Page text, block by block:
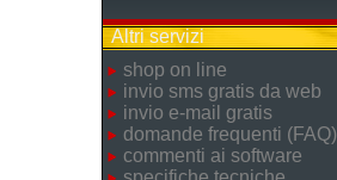
Altri servizi
shop on line
invio sms gratis da web
invio e-mail gratis
domande frequenti (FAQ)
commenti ai software